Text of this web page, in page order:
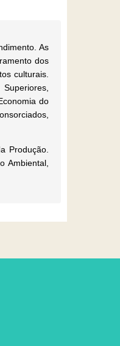
As
dos
culturais.
do
Produção.
Ambiental,